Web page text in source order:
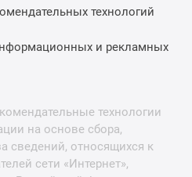
технологий
и рекламных
технологии
на основе сбора,
сведений, относящихся к
сети «Интернет»,